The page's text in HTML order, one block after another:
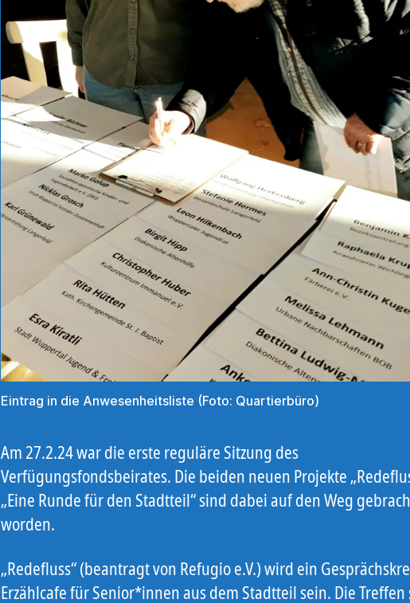
Eintrag in die Anwesenheitsliste (Foto: Quartierbüro)
Am 27.2.24 war die erste reguläre Sitzung des
Verfügungsfondsbeirates. Die beiden neuen Projekte
„Eine Runde für den Stadtteil“ sind dabei auf den Weg
worden.
„Redefluss“ (beantragt von Refugio e.V.) wird ein
Erzählcafe für Senior*innen aus dem Stadtteil sein. Die Treffen